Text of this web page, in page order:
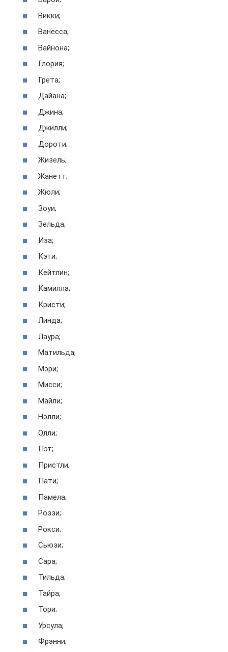
Викки;
Ванесса;
Вайнона;
Глория;
Грета;
Дайана;
Джина;
Джилли;
Дороти;
Жизель;
Жанетт;
Жюли;
Зоуи;
Зельда;
Иза;
Кэти;
Кейтлин;
Камилла;
Кристи;
Линда;
Лаура;
Матильда;
Мэри;
Мисси;
Майли;
Нэлли;
Олли;
Пэт;
Пристли;
Пати;
Памела;
Роззи;
Рокси;
Сьюзи;
Сара;
Тильда;
Тайра;
Тори;
Урсула;
Фрэнни;